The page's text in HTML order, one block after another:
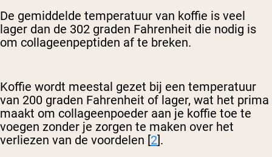
De gemiddelde temperatuur van koffie is veel
lager dan de 302 graden Fahrenheit die nodig is
om collageenpeptiden af te breken.
Koffie wordt meestal gezet bij een temperatuur
van 200 graden Fahrenheit of lager, wat het prima
maakt om collageenpoeder aan je koffie toe te
voegen zonder je zorgen te maken over het
verliezen van de voordelen [2].